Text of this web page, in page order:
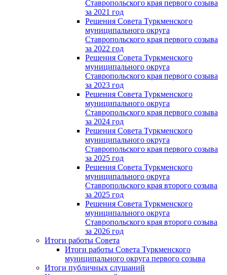
Ставропольского края первого созыва
за 2021 год
Решения Совета Туркменского
муниципального округа
Ставропольского края первого созыва
за 2022 год
Решения Совета Туркменского
муниципального округа
Ставропольского края первого созыва
за 2023 год
Решения Совета Туркменского
муниципального округа
Ставропольского края первого созыва
за 2024 год
Решения Совета Туркменского
муниципального округа
Ставропольского края первого созыва
за 2025 год
Решения Совета Туркменского
муниципального округа
Ставропольского края второго созыва
за 2025 год
Решения Совета Туркменского
муниципального округа
Ставропольского края второго созыва
за 2026 год
Итоги работы Совета
Итоги работы Совета Туркменского
муниципального округа первого созыва
Итоги публичных слушаний